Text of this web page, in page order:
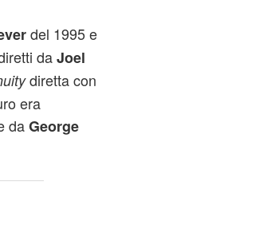
del 1995 e
daJoel
diretta con
era
daGeorge